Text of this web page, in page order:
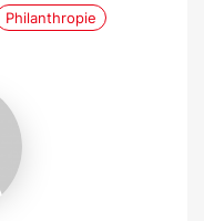
Philanthropie